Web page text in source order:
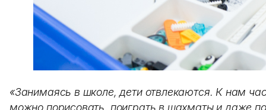
«Занимаясь в школе, дети отвлекаются. К нам
можно порисовать, поиграть в шахматы и даже